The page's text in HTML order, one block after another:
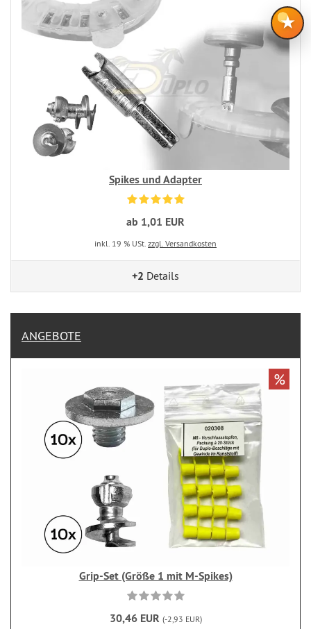
Spikes und Adapter
ab 1,01 EUR
inkl. 19 % USt. zzgl. Versandkosten
+2 Details
ANGEBOTE
Grip-Set (Größe 1 mit M-Spikes)
30,46 EUR (-2,93 EUR)
%
★